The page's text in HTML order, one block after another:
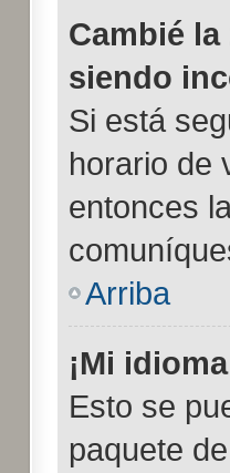
Cambié
siendo
Si está
horario de
entonces
Arriba
¡Mi
Esto se
paquete